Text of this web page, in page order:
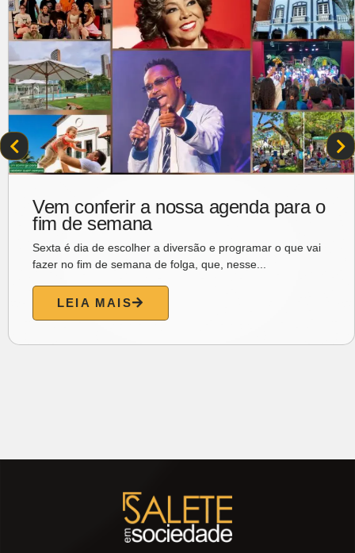
Vem conferir a nossa agenda para o
fim de semana
Sexta é dia de escolher a diversão e programar o que vai
fazer no fim de semana de folga, que, nesse...
LEIA MAIS